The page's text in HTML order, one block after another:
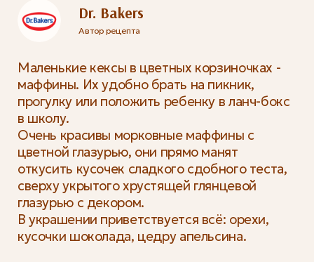
FAQ Dr. Bakers
Автор рецепта
Маленькие кексы в цветных корзиночках -
маффины. Их удобно брать на пикник,
прогулку или положить ребенку в ланч-бокс
в школу.
Очень красивы морковные маффины с
цветной глазурью, они прямо манят
откусить кусочек сладкого сдобного теста,
сверху укрытого хрустящей глянцевой
глазурью с декором.
В украшении приветствуется всё: орехи,
кусочки шоколада, цедру апельсина.